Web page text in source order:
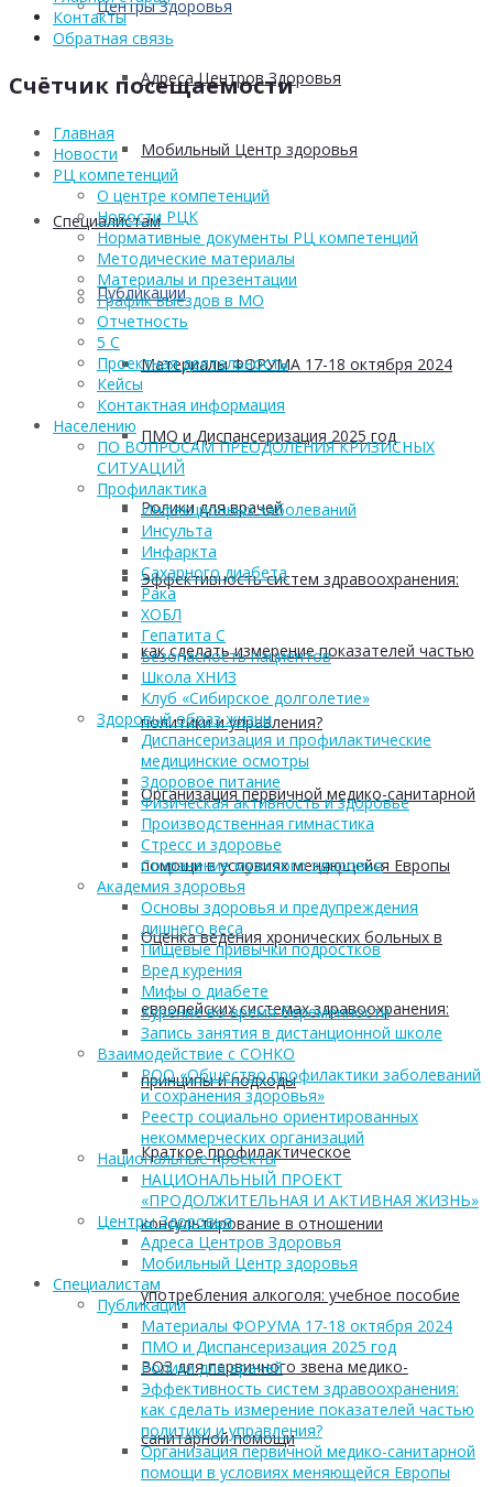
Центры Здоровья
Адреса Центров Здоровья
Мобильный Центр здоровья
Cпециалистам
Публикации
Материалы ФОРУМА 17-18 октября 2024
ПМО и Диспансеризация 2025 год
Ролики для врачей
Эффективность систем здравоохранения:
как сделать измерение показателей частью
политики и управления?
Организация первичной медико-санитарной
помощи в условиях меняющейся Европы
Оценка ведения хронических больных в
европейских системах здравоохранения:
принципы и подходы
Краткое профилактическое
консультирование в отношении
употребления алкоголя: учебное пособие
ВОЗ для первичного звена медико-
санитарной помощи
Контакты
Обратная связь
Счётчик посещаемости
Главная
Новости
РЦ компетенций
О центре компетенций
Новости РЦК
Нормативные документы РЦ компетенций
Методические материалы
Материалы и презентации
График выездов в МО
Отчетность
5 С
Проектная деятельность
Кейсы
Контактная информация
Населению
ПО ВОПРОСАМ ПРЕОДОЛЕНИЯ КРИЗИСНЫХ
СИТУАЦИЙ
Профилактика
Инфекционных заболеваний
Инсульта
Инфаркта
Сахарного диабета
Рака
ХОБЛ
Гепатита С
Безопасность пациентов
Школа ХНИЗ
Клуб «Сибирское долголетие»
Здоровый образ жизни
Диспансеризация и профилактические
медицинские осмотры
Здоровое питание
Физическая активность и здоровье
Производственная гимнастика
Стресс и здоровье
Сохранение мужского здоровья
Академия здоровья
Основы здоровья и предупреждения
лишнего веса
Пищевые привычки подростков
Вред курения
Мифы о диабете
Курение во время беременности
Запись занятия в дистанционной школе
Взаимодействие с СОНКО
РОО «Общество профилактики заболеваний
и сохранения здоровья»
Реестр социально ориентированных
некоммерческих организаций
Национальные проекты
НАЦИОНАЛЬНЫЙ ПРОЕКТ
«ПРОДОЛЖИТЕЛЬНАЯ И АКТИВНАЯ ЖИЗНЬ»
Центры Здоровья
Адреса Центров Здоровья
Мобильный Центр здоровья
Cпециалистам
Публикации
Материалы ФОРУМА 17-18 октября 2024
ПМО и Диспансеризация 2025 год
Ролики для врачей
Эффективность систем здравоохранения:
как сделать измерение показателей частью
политики и управления?
Организация первичной медико-санитарной
помощи в условиях меняющейся Европы